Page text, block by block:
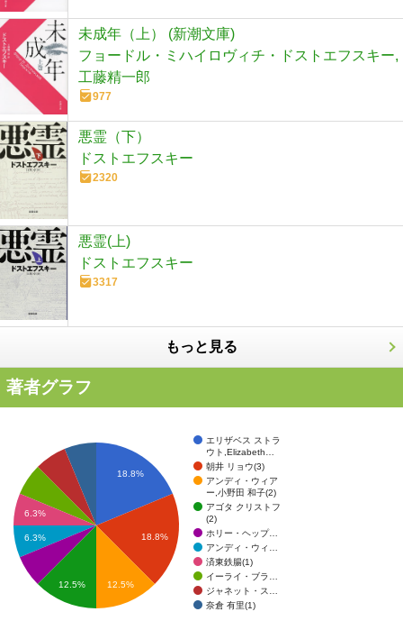
未成年（上） (新潮文庫)
フョードル・ミハイロヴィチ・ドストエフスキー,
工藤精一郎
977
悪霊（下）
ドストエフスキー
2320
悪霊(上)
ドストエフスキー
3317
もっと見る
著者グラフ
エリザベス ストラ
ウト,Elizabeth…
朝井 リョウ(3)
アンディ・ウィア
ー,小野田 和子(2)
アゴタ クリストフ
(2)
ホリー・ヘップ…
アンディ・ウィ…
済東鉄腸(1)
イーライ・ブラ…
ジャネット・ス…
奈倉 有里(1)
18.8%
18.8%
6.3%
6.3%
12.5% 12.5%